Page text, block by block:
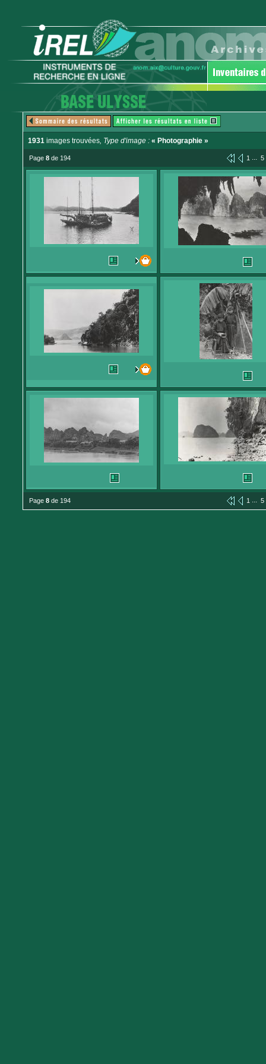
1931 images trouvées, Type d'image : « Photographie »
Page 8 de 194 1 ... 5
Page 8 de 194 1 ... 5